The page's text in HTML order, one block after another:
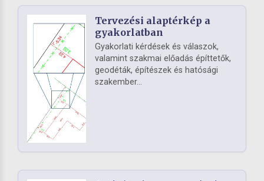
Tervezési alaptérkép a
gyakorlatban
Gyakorlati kérdések és válaszok,
valamint szakmai előadás építtetők,
geodéták, építészek és hatósági
szakember...